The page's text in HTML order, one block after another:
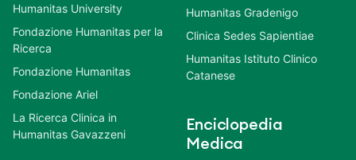
Humanitas University
Fondazione Humanitas per la
Ricerca
Fondazione Humanitas
Fondazione Ariel
La Ricerca Clinica in
Humanitas Gavazzeni
Humanitas Gradenigo
Clinica Sedes Sapientiae
Humanitas Istituto Clinico
Catanese
Enciclopedia
Medica